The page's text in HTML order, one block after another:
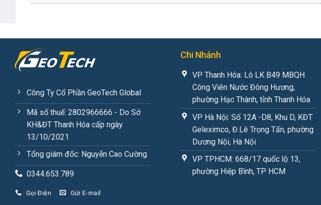
Công Ty Cổ Phần GeoTech Global
Mã số thuế: 2802966666 - Do Sở
KH&ĐT Thanh Hóa cấp ngày
13/10/2021
Tổng giám đốc: Nguyễn Cao Cường
0344.653.789
Gọi Điện Gửi E-mail
Chi Nhánh
VP Thanh Hóa: Lô LK B49 MBQH
Công Viên Nước Đông Hương,
phường Hạc Thành, tỉnh Thanh Hóa
VP Hà Nội: Số 12A -D8, Khu D, KĐT
Geleximco, Đ.Lê Trọng Tấn, phường
Dương Nội, Hà Nội
VP TPHCM: 668/17 quốc lộ 13,
phường Hiệp Bình, TP HCM